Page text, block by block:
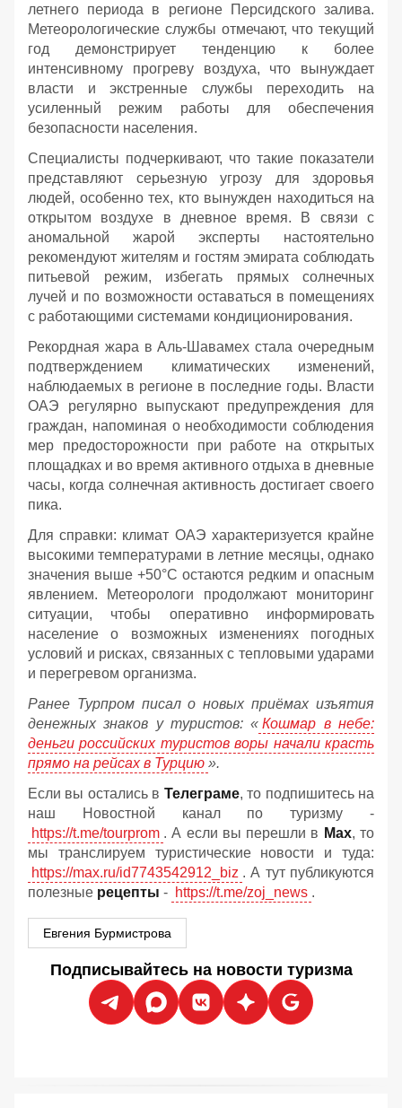
летнего периода в регионе Персидского залива.
Метеорологические службы отмечают, что текущий
год демонстрирует тенденцию к более
интенсивному прогреву воздуха, что вынуждает
власти и экстренные службы переходить на
усиленный режим работы для обеспечения
безопасности населения.
Специалисты подчеркивают, что такие показатели
представляют серьезную угрозу для здоровья
людей, особенно тех, кто вынужден находиться на
открытом воздухе в дневное время. В связи с
аномальной жарой эксперты настоятельно
рекомендуют жителям и гостям эмирата соблюдать
питьевой режим, избегать прямых солнечных
лучей и по возможности оставаться в помещениях
с работающими системами кондиционирования.
Рекордная жара в Аль-Шавамех стала очередным
подтверждением климатических изменений,
наблюдаемых в регионе в последние годы. Власти
ОАЭ регулярно выпускают предупреждения для
граждан, напоминая о необходимости соблюдения
мер предосторожности при работе на открытых
площадках и во время активного отдыха в дневные
часы, когда солнечная активность достигает своего
пика.
Для справки: климат ОАЭ характеризуется крайне
высокими температурами в летние месяцы, однако
значения выше +50°C остаются редким и опасным
явлением. Метеорологи продолжают мониторинг
ситуации, чтобы оперативно информировать
население о возможных изменениях погодных
условий и рисках, связанных с тепловыми ударами
и перегревом организма.
Ранее Турпром писал о новых приёмах изъятия
денежных знаков у туристов: « Кошмар в небе:
деньги российских туристов воры начали красть
прямо на рейсах в Турцию ».
Если вы остались в Телеграме, то подпишитесь на
наш Новостной канал по туризму -
https://t.me/tourprom . А если вы перешли в Мах, то
мы транслируем туристические новости и туда:
https://max.ru/id7743542912_biz . А тут публикуются
полезные рецепты - https://t.me/zoj_news .
Евгения Бурмистрова
Подписывайтесь на новости туризма